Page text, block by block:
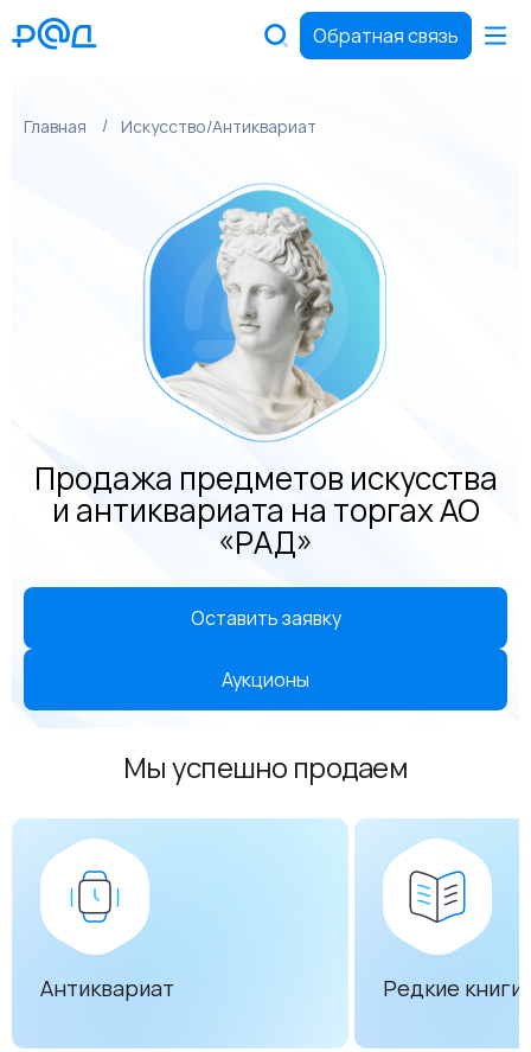
Обратная связь
Главная Искусство/Антиквариат
Продажа предметов искусства
и антиквариата на торгах АО
«РАД»
Оставить заявку
Аукционы
Мы успешно продаем
Антиквариат Редкие книги